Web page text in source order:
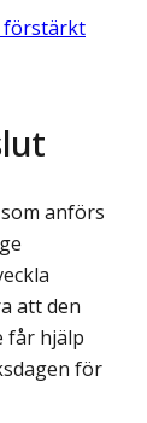
förstärkt
anförs
att den
får hjälp
för